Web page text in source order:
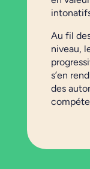
Au fil
niveau,
s’en
des